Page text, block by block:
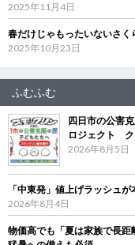
2025年11月4日
春だけじゃもったいないさ
2025年10月23日
ふむふむ
四日市の公害
ロジェクト ク
2026年8月5日
「中東発」値上げラッシュ
2026年8月4日
物価高でも「夏は家族で長